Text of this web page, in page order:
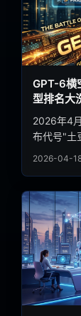
GPT-6横
型排名大
2026年4
布代号"土
2026-04-